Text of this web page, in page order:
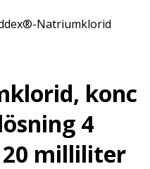
Natriumklorid
konc
4
milliliter